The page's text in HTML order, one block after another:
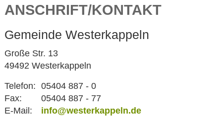
ANSCHRIFT/KONTAKT
Gemeinde Westerkappeln
Große Str. 13
49492 Westerkappeln
Telefon: 05404 887 - 0
Fax:
05404 887 - 77
E-Mail:
info@westerkappeln.de